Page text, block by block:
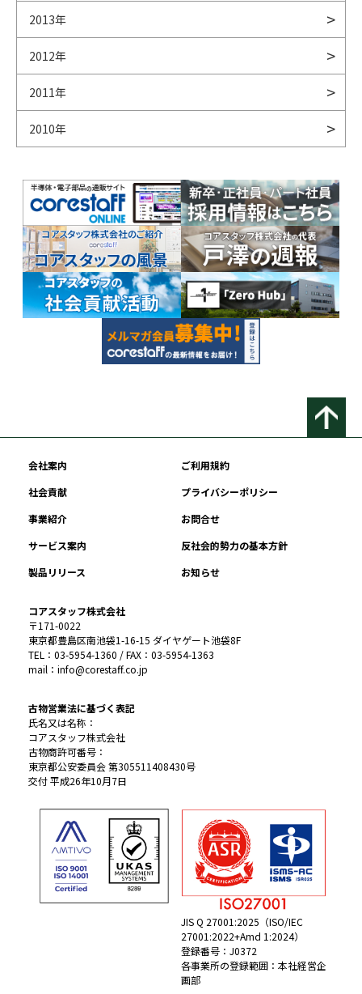
2013年
2012年
2011年
2010年
会社案内
ご利用規約
社会貢献
プライバシーポリシー
事業紹介
お問合せ
サービス案内
反社会的勢力の基本方針
製品リリース
お知らせ
コアスタッフ株式会社
〒171-0022
東京都豊島区南池袋1-16-15 ダイヤゲート池袋8F
TEL：03-5954-1360 / FAX：03-5954-1363
mail：info@corestaff.co.jp
古物営業法に基づく表記
氏名又は名称：
コアスタッフ株式会社
古物商許可番号：
東京都公安委員会 第305511408430号
交付 平成26年10月7日
JIS Q 27001:2025（ISO/IEC
27001:2022+Amd 1:2024）
登録番号：J0372
各事業所の登録範囲：本社経営企
画部